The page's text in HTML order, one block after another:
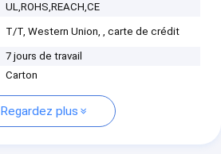
UL,ROHS,REACH,CE
T/T, Western Union, , carte de crédit
7 jours de travail
Carton
Regardez plus